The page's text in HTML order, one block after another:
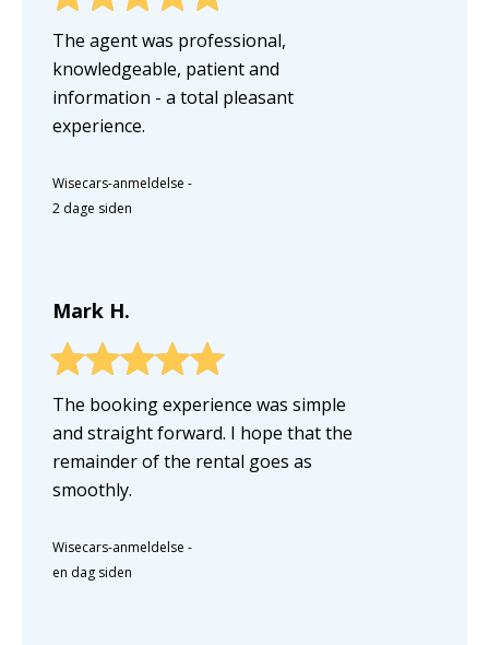
The agent was professional,
knowledgeable, patient and
information - a total pleasant
experience.
Wisecars-anmeldelse -
2 dage siden
Mark H.
The booking experience was simple
and straight forward. I hope that the
remainder of the rental goes as
smoothly.
Wisecars-anmeldelse -
en dag siden